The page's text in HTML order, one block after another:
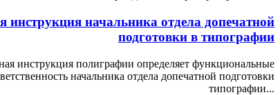
инструкция начальника отдела допечатной
подготовки в типографии
инструкция полиграфии определяет функциональные
начальника отдела допечатной подготовки
типографии...